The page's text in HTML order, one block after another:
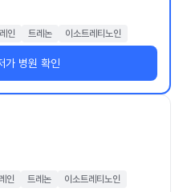
인 트레논 이소트레티노인
가 병원 확인
인 트레논 이소트레티노인